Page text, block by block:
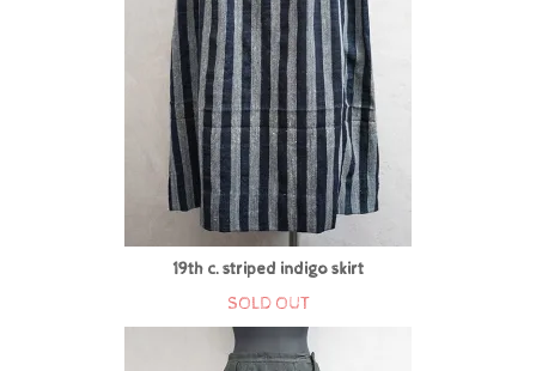
19th c. striped indigo skirt
SOLD OUT